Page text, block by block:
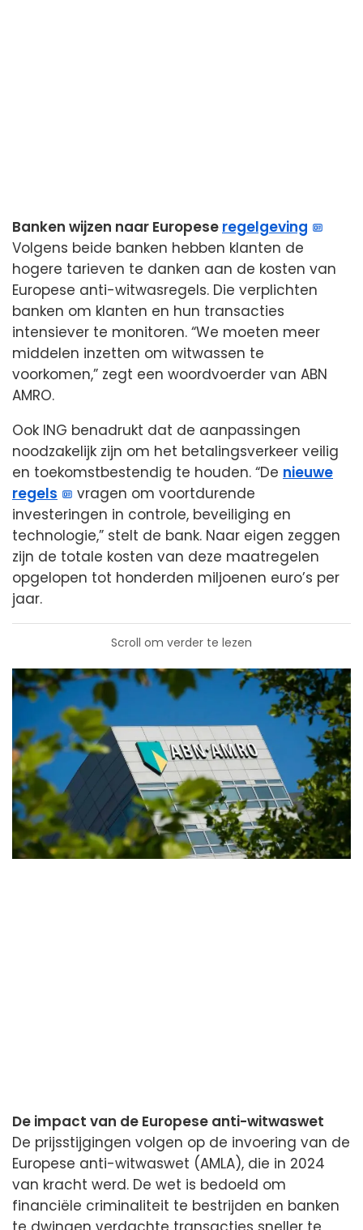
Banken wijzen naar Europese regelgeving
Volgens beide banken hebben klanten de
hogere tarieven te danken aan de kosten van
Europese anti-witwasregels. Die verplichten
banken om klanten en hun transacties
intensiever te monitoren. “We moeten meer
middelen inzetten om witwassen te
voorkomen,” zegt een woordvoerder van ABN
AMRO.
Ook ING benadrukt dat de aanpassingen
noodzakelijk zijn om het betalingsverkeer veilig
en toekomstbestendig te houden. “De nieuwe
regels
vragen om voortdurende
investeringen in controle, beveiliging en
technologie,” stelt de bank. Naar eigen zeggen
zijn de totale kosten van deze maatregelen
opgelopen tot honderden miljoenen euro’s per
jaar.
Scroll om verder te lezen
De impact van de Europese anti-witwaswet
De prijsstijgingen volgen op de invoering van de
Europese anti-witwaswet (AMLA), die in 2024
van kracht werd. De wet is bedoeld om
financiële criminaliteit te bestrijden en banken